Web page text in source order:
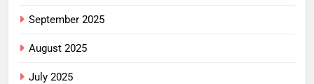
September 2025
August 2025
July 2025